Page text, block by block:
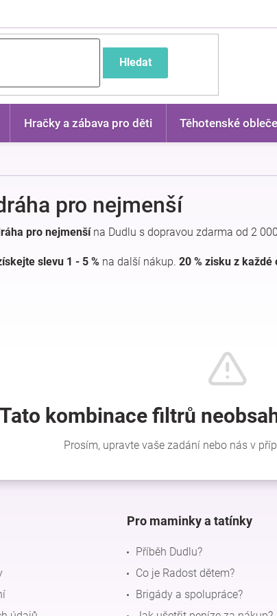
Hledat
Hračky a zábava pro děti Těhotenské
pro nejmenší
pro nejmenšína Dudlu s dopravou zdarma od 2
slevu 1 - 5 % na další nákup. 20 % zisku z každé
Pro maminky a tatínky
Příběh Dudlu?
Co je Radost dětem?
Brigády a spolupráce?